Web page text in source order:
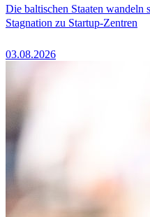
Die baltischen Staaten wandeln
Stagnation zu Startup-Zentren
03.08.2026